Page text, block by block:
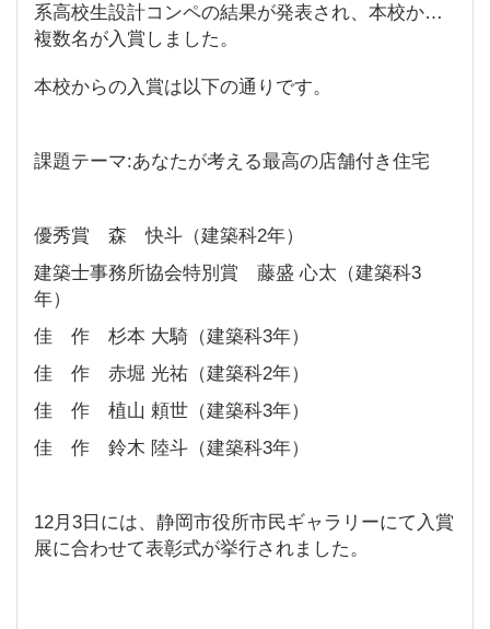
系高校生設計コンペの結果が発表され、本校から
複数名が入賞しました。
本校からの入賞は以下の通りです。
課題テーマ:あなたが考える最高の店舗付き住宅
優秀賞 森 快斗（建築科2年）
建築士事務所協会特別賞 藤盛 心太（建築科3
年）
佳 作 杉本 大騎（建築科3年）
佳 作 赤堀 光祐（建築科2年）
佳 作 植山 頼世（建築科3年）
佳 作 鈴木 陸斗（建築科3年）
12月3日には、静岡市役所市民ギャラリーにて入賞
展に合わせて表彰式が挙行されました。